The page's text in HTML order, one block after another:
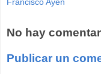
No hay
Publicar un